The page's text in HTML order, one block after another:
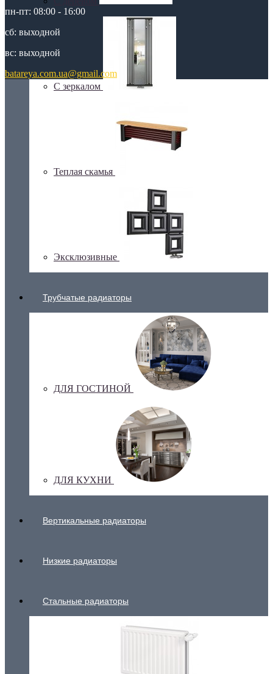
С зеркалом
Теплая скамья
Эксклюзивные
Трубчатые радиаторы
ДЛЯ ГОСТИНОЙ
ДЛЯ КУХНИ
Вертикальные радиаторы
Низкие радиаторы
Стальные радиаторы
пн-пт: 08:00 - 16:00
сб: выходной
вс: выходной
batareya.com.ua@gmail.com